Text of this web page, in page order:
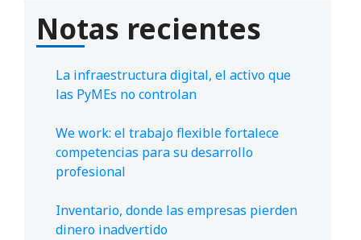
Notas recientes
La infraestructura digital, el activo que
las PyMEs no controlan
We work: el trabajo flexible fortalece
competencias para su desarrollo
profesional
Inventario, donde las empresas pierden
dinero inadvertido